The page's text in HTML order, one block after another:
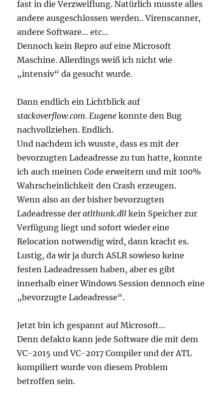
fast in die Verzweiflung. Natürlich musste alles
andere ausgeschlossen werden.. Virenscanner,
andere Software… etc…
Dennoch kein Repro auf eine Microsoft
Maschine. Allerdings weiß ich nicht wie
„intensiv“ da gesucht wurde.
Dann endlich ein Lichtblick auf
stackoverflow.com. Eugenekonnte den Bug
nachvollziehen. Endlich.
Und nachdem ich wusste, dass es mit der
bevorzugten Ladeadresse zu tun hatte, konnte
ich auch meinen Code erweitern und mit 100%
Wahrscheinlichkeit den Crash erzeugen.
Wenn also an der bisher bevorzugten
Ladeadresse deratlthunk.dllkein Speicher zur
Verfügung liegt und sofort wieder eine
Relocation notwendig wird, dann kracht es.
Lustig, da wir ja durch ASLR sowieso keine
festen Ladeadressen haben, aber es gibt
innerhalb einer Windows Session dennoch eine
„bevorzugte Ladeadresse“.
Jetzt bin ich gespannt auf Microsoft…
Denn defakto kann jede Software die mit dem
VC-2015 und VC-2017 Compiler und der ATL
kompiliert wurde von diesem Problem
betroffen sein.